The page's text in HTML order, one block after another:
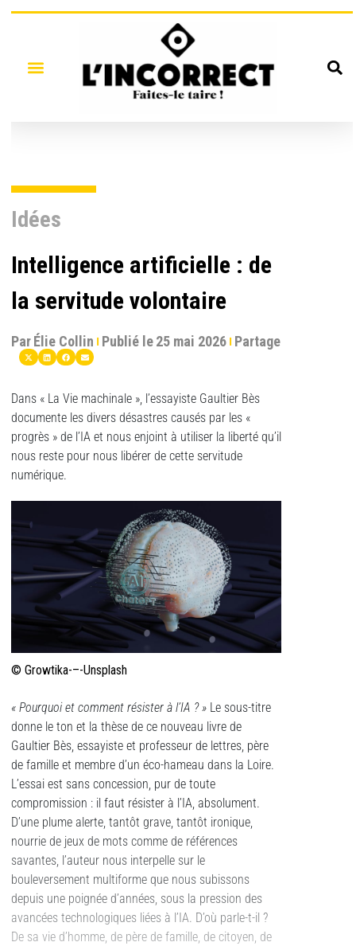
Idées
Intelligence artificielle : de
la servitude volontaire
ParÉlie Collin Publié le25 mai 2026 Partage
Dans « La Vie machinale », l’essayiste Gaultier Bès
documente les divers désastres causés par les «
progrès » de l’IA et nous enjoint à utiliser la liberté qu’il
nous reste pour nous libérer de cette servitude
numérique.
© Growtika-–-Unsplash
« Pourquoi et comment résister à l’IA ? » Le sous-titre
donne le ton et la thèse de ce nouveau livre de
Gaultier Bès, essayiste et professeur de lettres, père
de famille et membre d’un éco-hameau dans la Loire.
L’essai est sans concession, pur de toute
compromission : il faut résister à l’IA, absolument.
D’une plume alerte, tantôt grave, tantôt ironique,
nourrie de jeux de mots comme de références
savantes, l’auteur nous interpelle sur le
bouleversement multiforme que nous subissons
depuis une poignée d’années, sous la pression des
avancées technologiques liées à l’IA. D’où parle-t-il ?
De sa vie d’homme, de père de famille, de citoyen, de